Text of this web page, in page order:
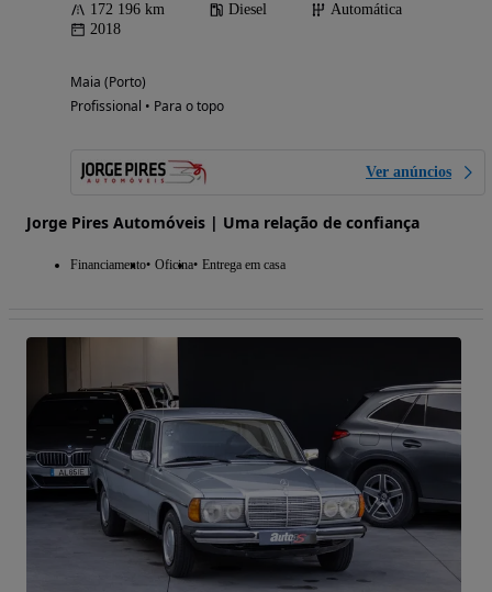
172 196 km Diesel
Automática
2018
Maia (Porto)
Profissional • Para o topo
Ver anúncios
Jorge Pires Automóveis | Uma relação de confiança
Financiamento Oficina Entrega em casa